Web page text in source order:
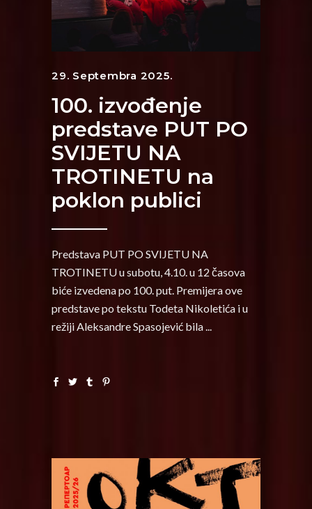
29. Septembra 2025.
100. izvođenje
predstave PUT PO
SVIJETU NA
TROTINETU na
poklon publici
Predstava PUT PO SVIJETU NA
TROTINETU u subotu, 4.10. u 12 časova
biće izvedena po 100. put. Premijera ove
predstave po tekstu Todeta Nikoletića i u
režiji Aleksandre Spasojević bila